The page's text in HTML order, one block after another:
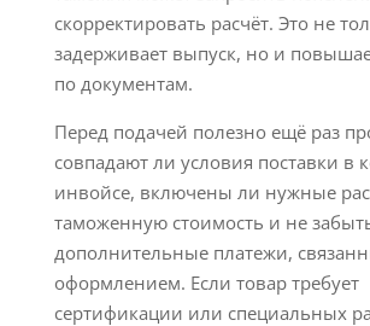
скорректировать расчёт. Это не
задерживает выпуск, но и
по документам.
Перед подачей полезно ещё раз
совпадают ли условия поставки в
инвойсе, включены ли нужные
таможенную стоимость и не
дополнительные платежи,
оформлением. Если товар требует
сертификации или специальных